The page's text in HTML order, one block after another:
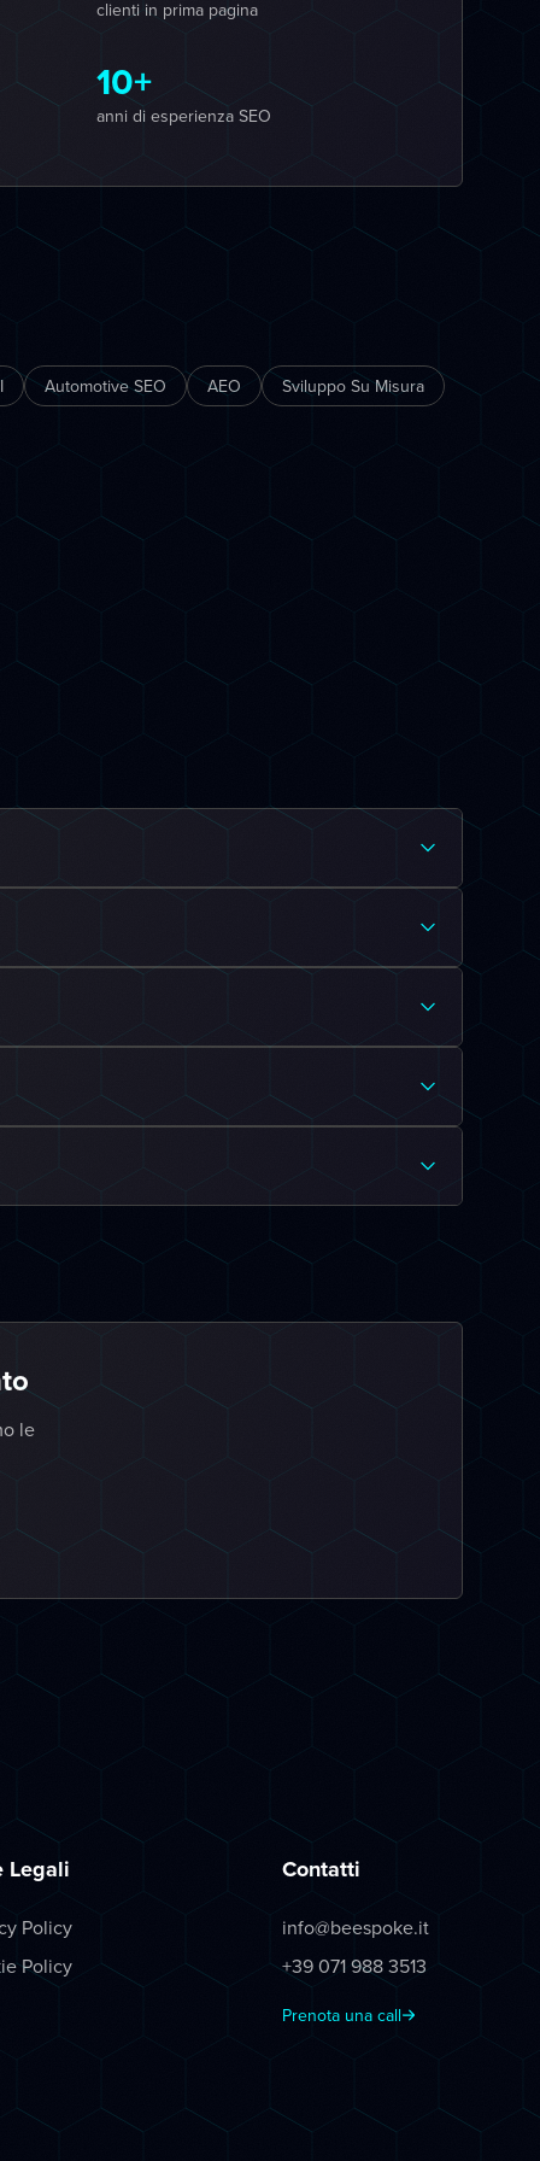
clienti in prima pagina
10+
anni di esperienza SEO
Automotive SEO AEO Sviluppo Su Misura
le
Legali
Policy
Policy
Contatti
info@beespoke.it
+39 071 988 3513
Prenota una call